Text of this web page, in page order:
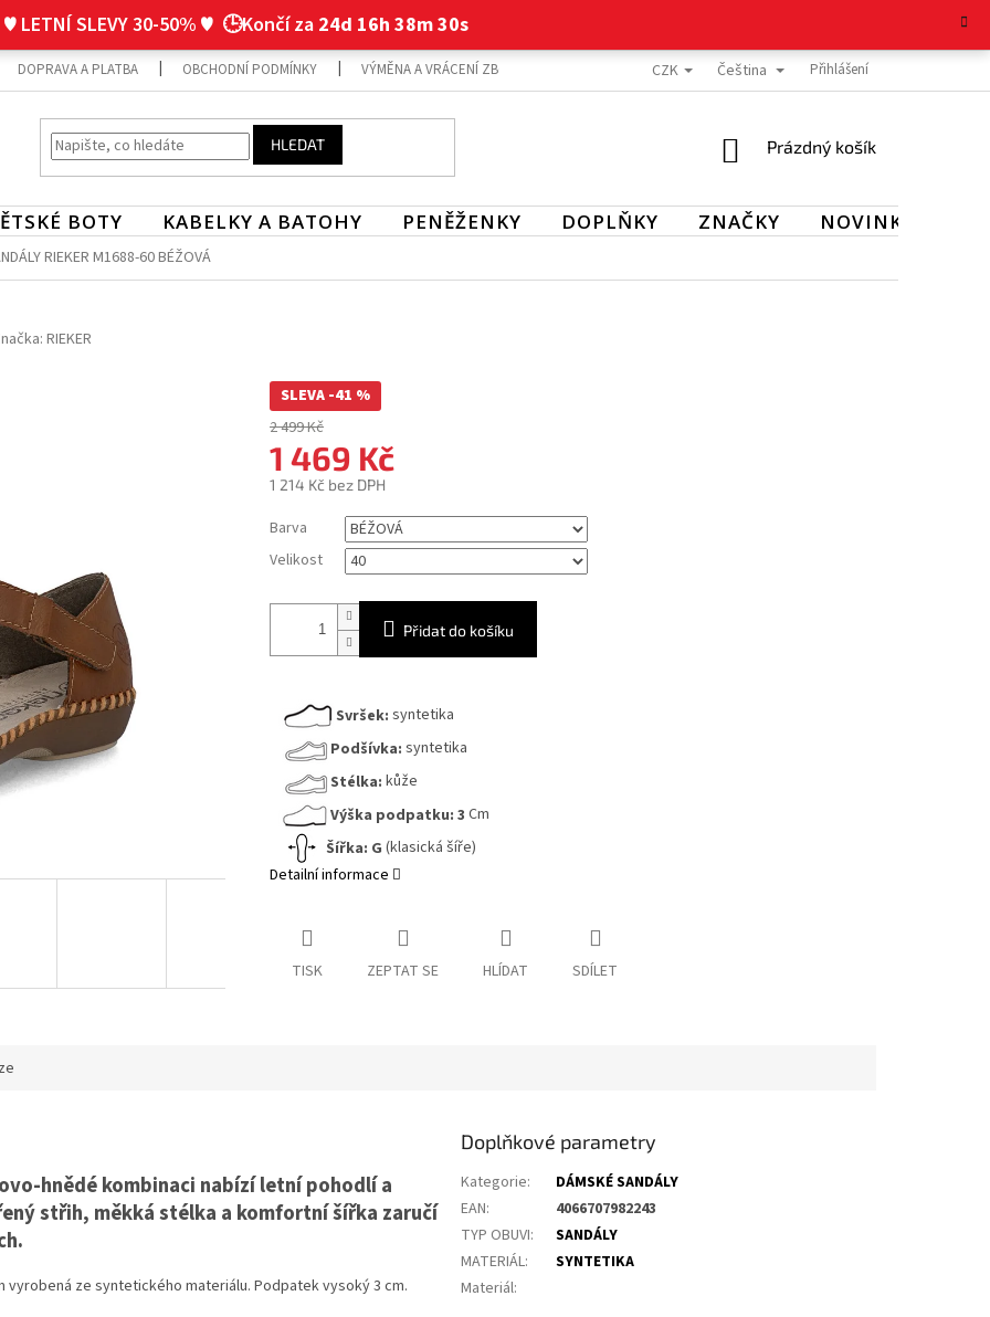
♥ LETNÍ SLEVY 30-50% ♥ 🕒Končí za 24d 16h 38m 30s
DOPRAVA A PLATBA OBCHODNÍ PODMÍNKY VÝMĚNA A VRÁCENÍ ZBOŽÍ REKLAMAČNÍ ŘÁD OCHRANA OSOBNÍCH ÚDAJŮ
CZK Čeština Přihlášení
HLEDAT
NÁKUPNÍ
Prázdný košík
BOTY KABELKY A BATOHY PENĚŽENKY DOPLŇKY ZNAČKY NOVINKY
RIEKER M1688-60 BÉŽOVÁ
RIEKER
SLEVA -41 %
2 499 Kč
1 469 Kč
1 214 Kč bez DPH
cena:
Barva
Velikost
Přidat do košíku
Svršek: syntetika
Podšívka: syntetika
Stélka: kůže
Výška podpatku: 3 Cm
Šířka: G (klasická šíře)
Detailní informace
TISK ZEPTAT SE HLÍDAT SDÍLET
hnědé kombinaci nabízí letní pohodlí a
střih, měkká stélka a komfortní šířka zaručí
ze syntetického materiálu. Podpatek vysoký 3 cm.
Doplňkové parametry
Kategorie:
DÁMSKÉ SANDÁLY
EAN:
4066707982243
TYP OBUVI:
SANDÁLY
MATERIÁL:
SYNTETIKA
Materiál: